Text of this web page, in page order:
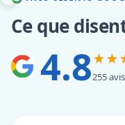
Ce que
4.8255